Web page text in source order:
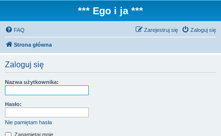
*** Ego i ja ***
FAQ Zaloguj się
Zarejestruj się
Strona główna
Zaloguj się
Nazwa użytkownika:
Hasło:
Nie pamiętam hasła
Zapamiętaj mnie